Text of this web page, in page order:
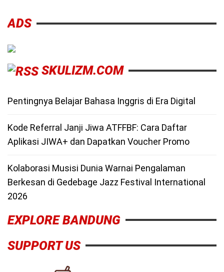
ADS
SKULIZM.COM
Pentingnya Belajar Bahasa Inggris di Era Digital
Kode Referral Janji Jiwa ATFFBF: Cara Daftar
Aplikasi JIWA+ dan Dapatkan Voucher Promo
Kolaborasi Musisi Dunia Warnai Pengalaman
Berkesan di Gedebage Jazz Festival International
2026
EXPLORE BANDUNG
SUPPORT US